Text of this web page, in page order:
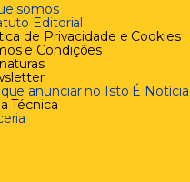
somos
Editorial
de Privacidade e Cookies
e Condições
anunciar no Isto É Notícia
Técnica